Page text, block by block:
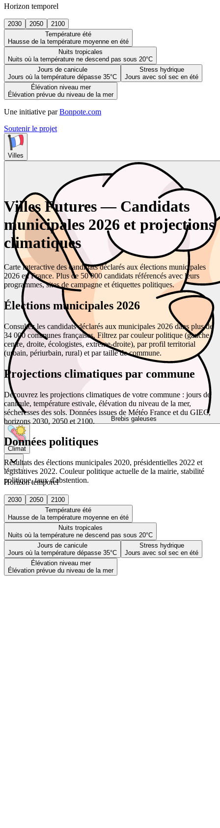
Horizon temporel
2030 2050
2100
Température été
Hausse de la température moyenne en été
Nuits tropicales
Nuits où la température ne descend pas sous 20°C
Jours de canicule
Jours où la température dépasse 35°C
Stress hydrique
Jours avec sol sec en été
Élévation niveau mer
Élévation prévue du niveau de la mer
Une initiative par Bonpote.com
Soutenir le projet
Villes
Brebis galeuses
Climat
Horizon temporel
2030 2050
2100
Température été
Hausse de la température moyenne en été
Nuits tropicales
Nuits où la température ne descend pas sous 20°C
Jours de canicule
Jours où la température dépasse 35°C
Stress hydrique
Jours avec sol sec en été
Élévation niveau mer
Élévation prévue du niveau de la mer
Villes Futures — Candidats
municipales 2026 et projections
climatiques
Carte interactive des candidats déclarés aux élections municipales
2026 en France. Plus de 50 000 candidats référencés avec leurs
programmes, sites de campagne et étiquettes politiques.
Élections municipales 2026
Consultez les candidats déclarés aux municipales 2026 dans plus de
34 000 communes françaises. Filtrez par couleur politique (gauche,
centre, droite, écologistes, extrême-droite), par profil territorial
(urbain, périurbain, rural) et par taille de commune.
Projections climatiques par commune
Découvrez les projections climatiques de votre commune : jours de
canicule, température estivale, élévation du niveau de la mer,
sécheresses des sols. Données issues de Météo France et du GIEC,
horizons 2030, 2050 et 2100.
Données politiques
Résultats des élections municipales 2020, présidentielles 2022 et
législatives 2022. Couleur politique actuelle de la mairie, stabilité
politique, taux d'abstention.